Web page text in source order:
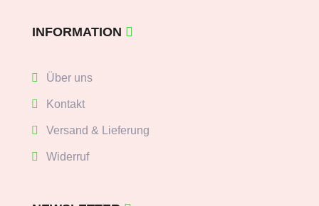
INFORMATION
Über uns
Kontakt
Versand & Lieferung
Widerruf